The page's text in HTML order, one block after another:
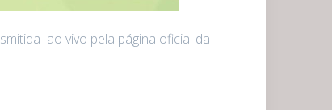
ao vivo pela página oficial da